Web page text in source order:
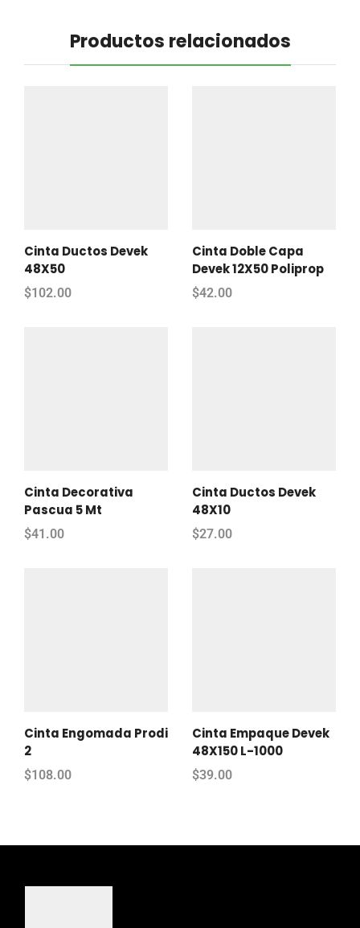
Productos relacionados
Cinta Ductos Devek
48X50
$102.00
Cinta Doble Capa
Devek 12X50 Poliprop
$42.00
Cinta Decorativa
Pascua 5 Mt
$41.00
Cinta Ductos Devek
48X10
$27.00
Cinta Engomada Prodi
2
$108.00
Cinta Empaque Devek
48X150 L-1000
$39.00